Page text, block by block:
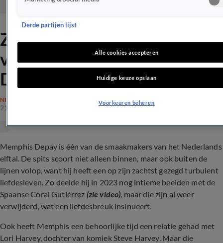
ZIEN: Is dit de beeldschone
vriendin van Memphis
Depay?
NIEUWS
21 juni 2024, 11:40
Memphis Depay is één van de smaakmakers van het Nederlands
elftal. De spits scoort niet alleen binnen, maar ook buiten de
lijnen volop, want hij heeft een op zijn zachtst gezegd turbulent
liefdesleven. Zo deelde hij in 2023 nog intieme beelden met de
SpaanseCoral Gutiérrez (zie video), maar die zijn al weer
verwijderd, wat een liefdesbreuk insinueert.
Ook heeft Memphis een behoorlijke tijd een relatie gehad met
Lori Harvey, dochter van komiek Steve Harvey. Maar die
Derde partijen lijst
Alle cookies accepteren
Huidige keuze opslaan
Voorkeuren beheren